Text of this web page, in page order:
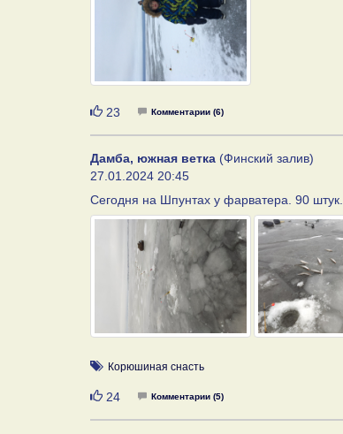
Нравится
23 Комментарии (6)
Дамба, южная ветка (Финский залив)
27.01.2024 20:45
Сегодня на Шпунтах у фарватера. 90 штук.
Корюшиная снасть
Нравится
24 Комментарии (5)